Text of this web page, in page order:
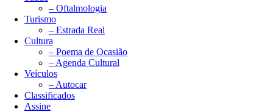
– Oftalmologia
Turismo
– Estrada Real
Cultura
– Poema de Ocasião
– Agenda Cultural
Veículos
– Autocar
Classificados
Assine